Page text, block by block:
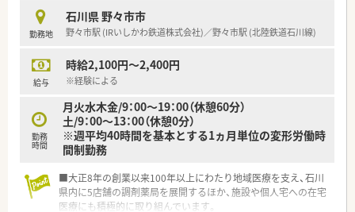
の習得に意欲的に取り組める姿勢を高く評価します。
【法人特徴について】
老人ホームの運営など多角的な事業を進めています。
■施設や居宅への在宅医療に注力しており、地域住民に寄り添い
■若手からベテランまで幅広い年代が活気を持って活躍してお
り、離職率が非常に低い点も大きな魅力となっています。
勤務地
石川県 野々市市
野々市駅 (IRいしかわ鉄道株式会社)／野々市駅 (北陸鉄道石川線)
給与
時給2,100円～2,400円
※経験による
勤務
時間
月火水木金/9：00～19：00（休憩60分）
土/9：00～13：00（休憩0分）
※週平均40時間を基本とする1ヵ月単位の変形労働時
間制勤務
■大正8年の創業以来100年以上にわたり地域医療を支え、石川
県内に5店舗の調剤薬局を展開するほか、施設や個人宅への在宅
医療にも積極的に取り組んでいます。